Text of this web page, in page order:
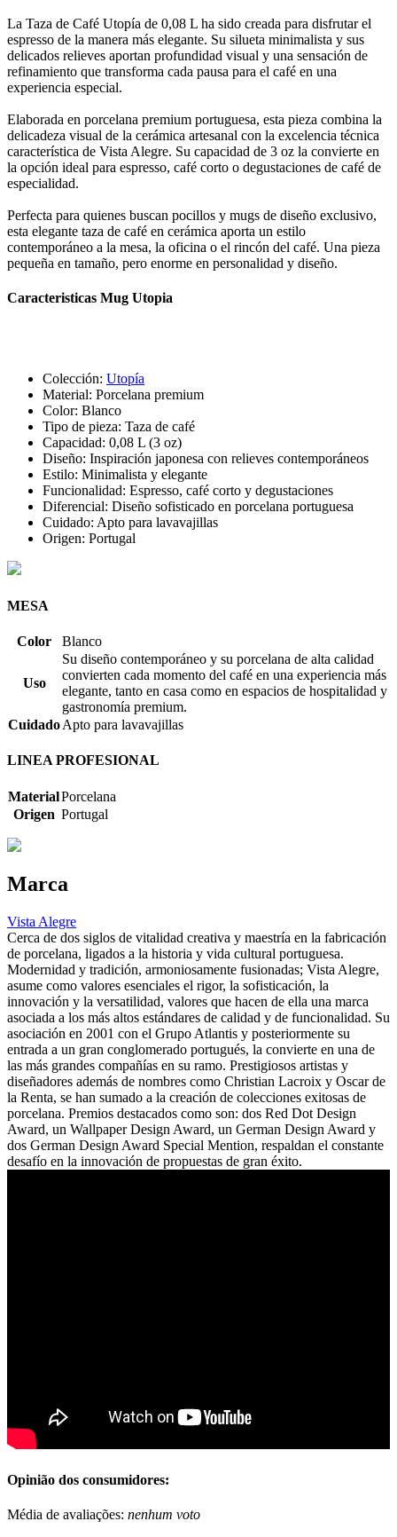
La Taza de Café Utopía de 0,08 L ha sido creada para disfrutar el
espresso de la manera más elegante. Su silueta minimalista y sus
delicados relieves aportan profundidad visual y una sensación de
refinamiento que transforma cada pausa para el café en una
experiencia especial.
Elaborada en porcelana premium portuguesa, esta pieza combina la
delicadeza visual de la cerámica artesanal con la excelencia técnica
característica de Vista Alegre. Su capacidad de 3 oz la convierte en
la opción ideal para espresso, café corto o degustaciones de café de
especialidad.
Perfecta para quienes buscan pocillos y mugs de diseño exclusivo,
esta elegante taza de café en cerámica aporta un estilo
contemporáneo a la mesa, la oficina o el rincón del café. Una pieza
pequeña en tamaño, pero enorme en personalidad y diseño.
Caracteristicas Mug Utopia
Colección: Utopía
Material: Porcelana premium
Color: Blanco
Tipo de pieza: Taza de café
Capacidad: 0,08 L (3 oz)
Diseño: Inspiración japonesa con relieves contemporáneos
Estilo: Minimalista y elegante
Funcionalidad: Espresso, café corto y degustaciones
Diferencial: Diseño sofisticado en porcelana portuguesa
Cuidado: Apto para lavavajillas
Origen: Portugal
MESA
Color Blanco
Uso
Su diseño contemporáneo y su porcelana de alta calidad
convierten cada momento del café en una experiencia más
elegante, tanto en casa como en espacios de hospitalidad y
gastronomía premium.
CuidadoApto para lavavajillas
LINEA PROFESIONAL
MaterialPorcelana
Origen Portugal
Marca
Vista Alegre
Cerca de dos siglos de vitalidad creativa y maestría en la fabricación
de porcelana, ligados a la historia y vida cultural portuguesa.
Modernidad y tradición, armoniosamente fusionadas; Vista Alegre,
asume como valores esenciales el rigor, la sofisticación, la
innovación y la versatilidad, valores que hacen de ella una marca
asociada a los más altos estándares de calidad y de funcionalidad. Su
asociación en 2001 con el Grupo Atlantis y posteriormente su
entrada a un gran conglomerado portugués, la convierte en una de
las más grandes compañías en su ramo. Prestigiosos artistas y
diseñadores además de nombres como Christian Lacroix y Oscar de
la Renta, se han sumado a la creación de colecciones exitosas de
porcelana. Premios destacados como son: dos Red Dot Design
Award, un Wallpaper Design Award, un German Design Award y
dos German Design Award Special Mention, respaldan el constante
desafío en la innovación de propuestas de gran éxito.
Opinião dos consumidores:
Média de avaliações: nenhum voto